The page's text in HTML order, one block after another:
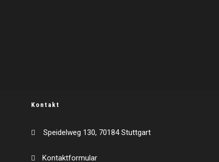
Kontakt
Speidelweg 130, 70184 Stuttgart
Kontaktformular